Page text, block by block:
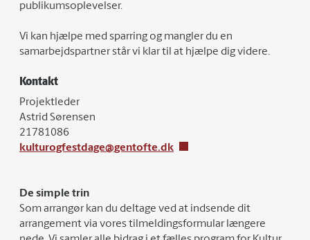
publikumsoplevelser.
Vi kan hjælpe med sparring og mangler du en
samarbejdspartner står vi klar til at hjælpe dig videre.
Kontakt
Projektleder
Astrid Sørensen
21781086
kulturogfestdage@gentofte.dk
De simple trin
Som arrangør kan du deltage ved at indsende dit
arrangement via vores tilmeldingsformular længere